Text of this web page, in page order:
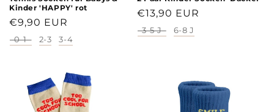
Kinder 'HAPPY' rot
Normaler
Preis
€9,90 EUR
Größe
0-1 2-3 3-4
Normaler
Preis
€13,90 EUR
Größe
3-5 J 6-8 J